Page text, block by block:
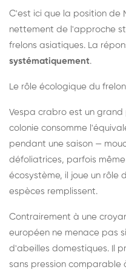
C'est ici que la position de
nettement de l'approche
frelons asiatiques. La
systématiquement.
Le rôle écologique du
Vespa crabro est un grand
colonie consomme
pendant une saison —
défoliatrices, parfois
écosystème, il joue un rôle
espèces remplissent.
Contrairement à une
européen ne menace pas
d'abeilles domestiques. Il
sans pression comparable